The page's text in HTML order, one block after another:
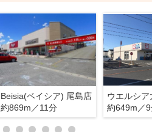
Beisia(ベイシア) 尾島店
約869m／11分
ウエルシ
約649m／